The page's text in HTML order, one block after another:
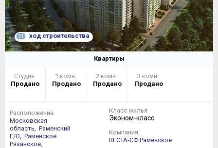
31 ход строительства
Квартиры
Студия
Продано
1 комн.
Продано
2 комн.
Продано
3 комн.
Продано
Расположение
Московская
область,
Раменский
Г/О,
Раменское
Рязанское,
Класс жилья
Эконом-класс
Компания
ВЕСТА-СФ Раменское